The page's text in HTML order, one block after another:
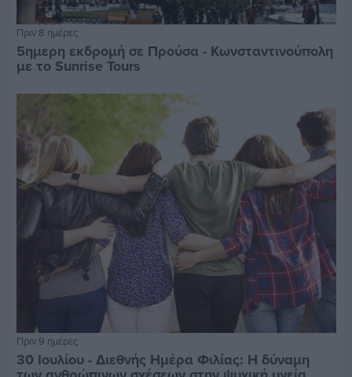
Πριν 8 ημέρες
5ημερη εκδρομή σε Προύσα - Κωνσταντινούπολη
με το Sunrise Tours
Πριν 9 ημέρες
30 Ιουλίου - Διεθνής Ημέρα Φιλίας: Η δύναμη